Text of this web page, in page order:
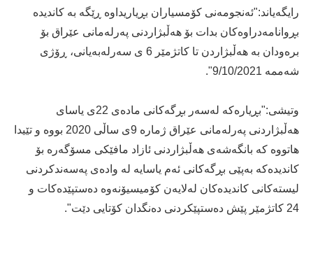
رایگەیاند:"ئەنجومەنی کۆمسیاران بڕیاریداوە ڕێگە بە کاندیدە
بڕوانامەدراوەکان بدات بۆ هەڵبژاردنی پەرلەمانی عێراق بۆ
برەودان بە هەڵبژاردن تا کاتژمێر 6 ی سەرلەبەیانی، ڕۆژی
شەممە 9/10/2021".
وتیشی:"بڕیارەکە لەسەر بڕگەکانی مادەی 22ی یاسای
هەڵبژاردنی پەرلەمانی عێراق ژمارە 9ی ساڵی 2020 بووە و تێیدا
هاتووە کە بانگەشەی هەڵبژاردنی ئازاد مافێکی مسۆگەرە بۆ
کاندیدەکە بەپێی بڕگەکانی ئەم یاسایە لە وادەی پەسەندکردنی
لیستەکانی کاندیدەکان لەلایەن کۆمیسیۆنەوە دەستپێدەکات و
24 کاتژمێر پێش دەستپێکردنی دەنگدان کۆتایی دێت".